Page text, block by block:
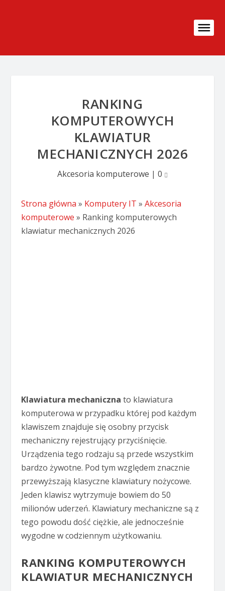
RANKING
KOMPUTEROWYCH
KLAWIATUR
MECHANICZNYCH 2026
Akcesoria komputerowe | 0
Strona główna » Komputery IT »Akcesoria
komputerowe » Ranking komputerowych
klawiatur mechanicznych 2026
Klawiatura mechaniczna to klawiatura
komputerowa w przypadku której pod każdym
klawiszem znajduje się osobny przycisk
mechaniczny rejestrujący przyciśnięcie.
Urządzenia tego rodzaju są przede wszystkim
bardzo żywotne. Pod tym względem znacznie
przewyższają klasyczne klawiatury nożycowe.
Jeden klawisz wytrzymuje bowiem do 50
milionów uderzeń. Klawiatury mechaniczne są z
tego powodu dość ciężkie, ale jednocześnie
wygodne w codziennym użytkowaniu.
RANKING KOMPUTEROWYCH
KLAWIATUR MECHANICZNYCH